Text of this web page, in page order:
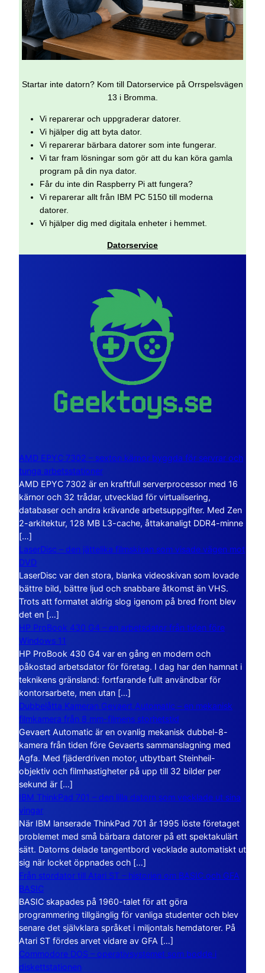
Startar inte datorn? Kom till Datorservice på Orrspelsvägen
13 i Bromma.
Vi reparerar och uppgraderar datorer.
Vi hjälper dig att byta dator.
Vi reparerar bärbara datorer som inte fungerar.
Vi tar fram lösningar som gör att du kan köra gamla
program på din nya dator.
Får du inte din Raspberry Pi att fungera?
Vi reparerar allt från IBM PC 5150 till moderna
datorer.
Vi hjälper dig med digitala enheter i hemmet.
Datorservice
AMD EPYC 7302 – sexton kärnor byggda för servrar och
tunga arbetsstationer
AMD EPYC 7302 är en kraftfull serverprocessor med 16
kärnor och 32 trådar, utvecklad för virtualisering,
databaser och andra krävande arbetsuppgifter. Med Zen
2-arkitektur, 128 MB L3-cache, åttakanaligt DDR4-minne
[…]
LaserDisc – den jättelika filmskivan som visade vägen mot
DVD
LaserDisc var den stora, blanka videoskivan som lovade
bättre bild, bättre ljud och snabbare åtkomst än VHS.
Trots att formatet aldrig slog igenom på bred front blev
det en […]
HP ProBook 430 G4 – en arbetsdator från tiden före
Windows 11
HP ProBook 430 G4 var en gång en modern och
påkostad arbetsdator för företag. I dag har den hamnat i
teknikens gränsland: fortfarande fullt användbar för
kontorsarbete, men utan […]
Dubbelåtta Kameran Gevaert Automatic – en mekanisk
filmkamera från 8 mm-filmens storhetstid
Gevaert Automatic är en ovanlig mekanisk dubbel-8-
kamera från tiden före Gevaerts sammanslagning med
Agfa. Med fjäderdriven motor, utbytbart Steinheil-
objektiv och filmhastigheter på upp till 32 bilder per
sekund är […]
IBM ThinkPad 701 – den lilla datorn som vecklade ut sina
vingar
När IBM lanserade ThinkPad 701 år 1995 löste företaget
problemet med små bärbara datorer på ett spektakulärt
sätt. Datorns delade tangentbord vecklade automatiskt ut
sig när locket öppnades och […]
Från stordator till Atari ST – historien om BASIC och GFA
BASIC
BASIC skapades på 1960-talet för att göra
programmering tillgänglig för vanliga studenter och blev
senare det självklara språket i miljontals hemdatorer. På
Atari ST fördes arvet vidare av GFA […]
Commodore DOS – operativsystemet som bodde i
diskettstationen